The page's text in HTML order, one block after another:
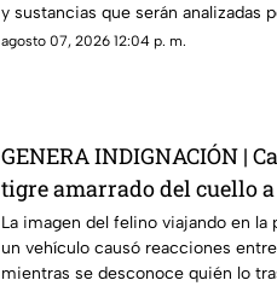
y sustancias que serán analizadas
autoridades.
agosto 07, 2026 12:04 p. m.
GENERA INDIGNACIÓN |
tigre amarrado del cuello
una camioneta
La imagen del felino viajando en la
un vehículo causó reacciones
mientras se desconoce quién lo